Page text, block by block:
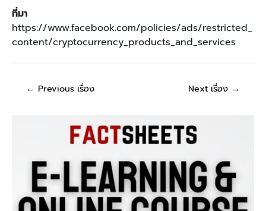
ที่มา
https://www.facebook.com/policies/ads/restricted_
content/cryptocurrency_products_and_services
← Previous เรื่อง Next เรื่อง →